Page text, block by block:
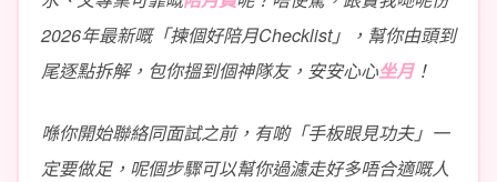
2026年最新嘅「揀個好陪月Checklist」，幫你由頭到
尾逐點拆解，包你搵到個神隊友，安安心心坐月！
喺你開始聯絡同面試之前，有啲「手板眼見功夫」一
定要做足，呢個步驟可以幫你過濾走好多唔合適嘅人